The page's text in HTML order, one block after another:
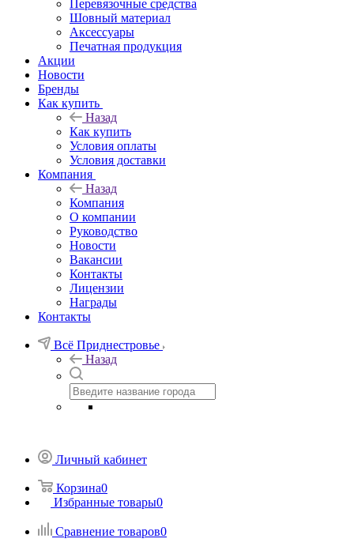
Перевязочные средства
Шовный материал
Аксессуары
Печатная продукция
Акции
Новости
Бренды
Как купить
Назад
Как купить
Условия оплаты
Условия доставки
Компания
Назад
Компания
О компании
Руководство
Новости
Вакансии
Контакты
Лицензии
Награды
Контакты
Всё Приднестровье
Назад
Личный кабинет
Корзина0
Избранные товары0
Сравнение товаров0